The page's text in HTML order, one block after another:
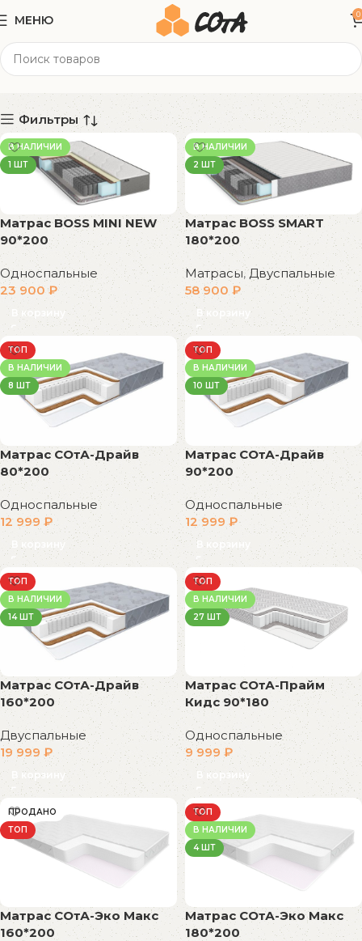
МЕНЮ 0
Матрасы
Фильтры
В НАЛИЧИИ
1 ШТ
Матрас BOSS MINI NEW
90*200
Односпальные
23 900₽
В корзину
В НАЛИЧИИ
2 ШТ
Матрас BOSS SMART
180*200
Матрасы,Двуспальные
58 900 ₽
В корзину
ТОП
В НАЛИЧИИ
8 ШТ
Матрас СОтА-Драйв
80*200
Односпальные
12 999 ₽
В корзину
ТОП
В НАЛИЧИИ
10 ШТ
Матрас СОтА-Драйв
90*200
Односпальные
12 999 ₽
В корзину
ТОП
В НАЛИЧИИ
14 ШТ
Матрас СОтА-Драйв
160*200
Двуспальные
19 999 ₽
В корзину
ТОП
В НАЛИЧИИ
27 ШТ
Матрас СОтА-Прайм
Кидс 90*180
Односпальные
9 999 ₽
В корзину
ПРОДАНО
ТОП
Матрас СОтА-Эко Макс
160*200
ТОП
В НАЛИЧИИ
4 ШТ
Матрас СОтА-Эко Макс
180*200